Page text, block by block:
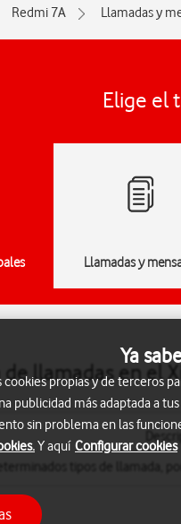
Redmi 7A Llamadas y
Elige el
Llamadas y
llamadas en el
Ya
cookies propias y de terceros
publicidad más adaptada a
sin problema en las
Y aquí Configurar cookies